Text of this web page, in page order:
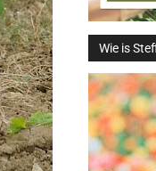
Wie is